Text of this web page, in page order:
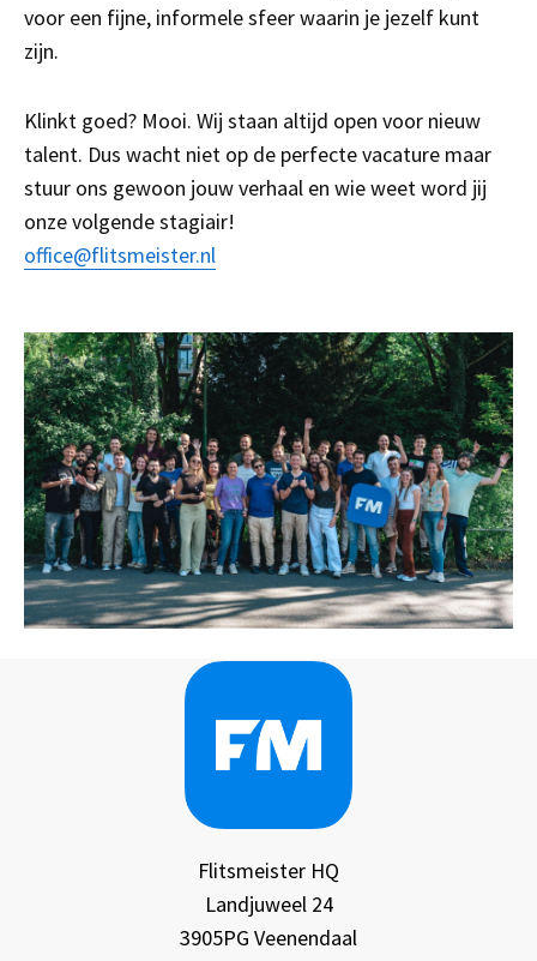
voor een fijne, informele sfeer waarin je jezelf kunt
zijn.
Klinkt goed? Mooi. Wij staan altijd open voor nieuw
talent. Dus wacht niet op de perfecte vacature maar
stuur ons gewoon jouw verhaal en wie weet word jij
onze volgende stagiair!
office@flitsmeister.nl
Flitsmeister HQ
Landjuweel 24
3905PG Veenendaal